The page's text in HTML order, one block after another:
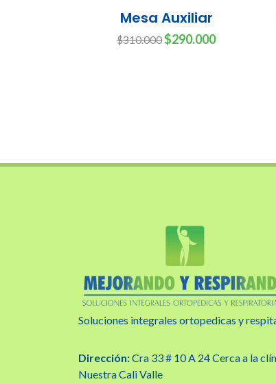
Mesa Auxiliar
$310.000$290.000
Soluciones integrales ortopedicas y
Dirección:Cra 33 # 10 A 24 Cerca a la
Nuestra Cali Valle